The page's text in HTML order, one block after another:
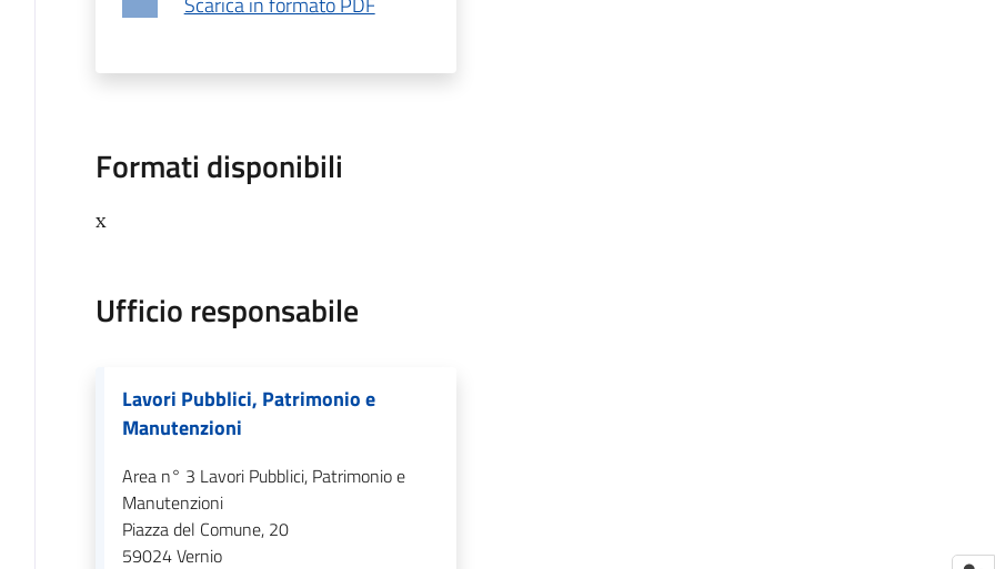
Formati disponibili
x
Ufficio responsabile
Lavori Pubblici, Patrimonio e
Manutenzioni
Area n° 3 Lavori Pubblici, Patrimonio e
Manutenzioni
Piazza del Comune, 20
59024Vernio